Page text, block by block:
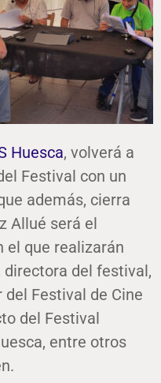
Huesca, volverá a
Festival con un
además, cierra
Allué será el
el que realizarán
directora del festival,
Festival de Cine
del Festival
entre otros